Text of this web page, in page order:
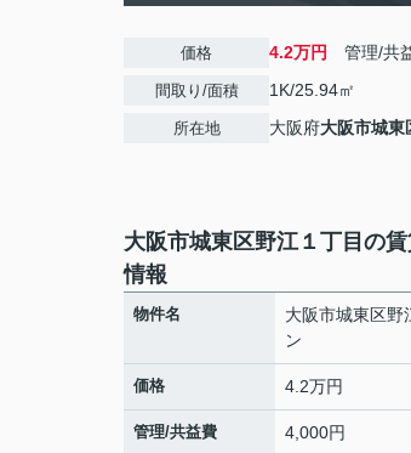
価格 4.2万円 管理/共
間取り/面積 1K/25.94㎡
所在地 大阪府大阪市城東
大阪市城東区野江１丁目の
情報
物件名
大阪市城東区野
ン
価格 4.2万円
管理/共益費 4,000円